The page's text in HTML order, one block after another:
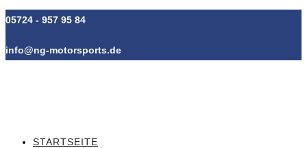
05724 - 957 95 84
info@ng-motorsports.de
STARTSEITE